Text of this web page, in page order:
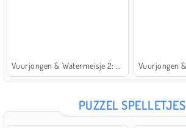
PUZZEL SPELLETJES